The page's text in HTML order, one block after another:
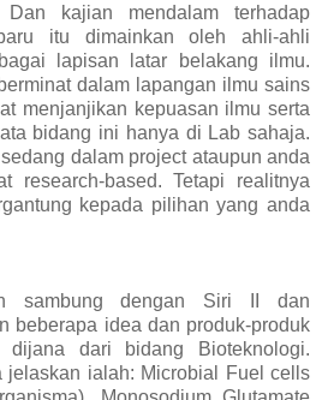
kajian mendalam terhadap
itu dimainkan oleh ahli-ahli
lapisan latar belakang ilmu.
dalam lapangan ilmu sains
menjanjikan kepuasan ilmu serta
bidang ini hanya di Lab sahaja.
dalam project ataupun anda
research-based. Tetapi realitnya
kepada pilihan yang anda
sambung dengan Siri II dan
beberapa idea dan produk-produk
dijana dari bidang Bioteknologi.
jelaskan ialah: Microbial Fuel cells